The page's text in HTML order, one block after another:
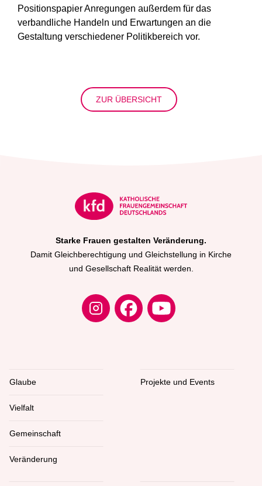
Positionspapier Anregungen außerdem für das
verbandliche Handeln und Erwartungen an die
Gestaltung verschiedener Politikbereich vor.
ZUR ÜBERSICHT
Starke Frauen gestalten Veränderung.
Damit Gleichberechtigung und Gleichstellung in Kirche
und Gesellschaft Realität werden.
Glaube
Vielfalt
Gemeinschaft
Veränderung
Projekte und Events